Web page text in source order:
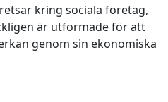
kring sociala företag,
är utformade för att
genom sin ekonomiska